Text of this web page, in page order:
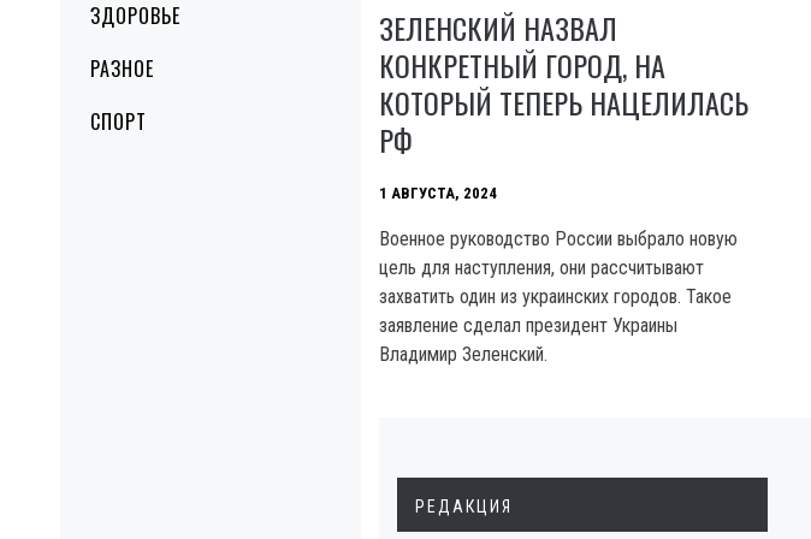
ЗДОРОВЬЕ
РАЗНОЕ
СПОРТ
ЗЕЛЕНСКИЙ НАЗВАЛ
КОНКРЕТНЫЙ ГОРОД, НА
КОТОРЫЙ ТЕПЕРЬ НАЦЕЛИЛАСЬ
РФ
1 АВГУСТА, 2024
Военное руководство России выбрало новую
цель для наступления, они рассчитывают
захватить один из украинских городов. Такое
заявление сделал президент Украины
Владимир Зеленский.
РЕДАКЦИЯ